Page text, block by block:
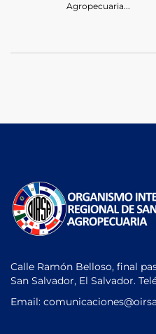
Agropecuaria...
Calle Ramón Belloso, final
San Salvador, El Salvador.
Email: comunicaciones